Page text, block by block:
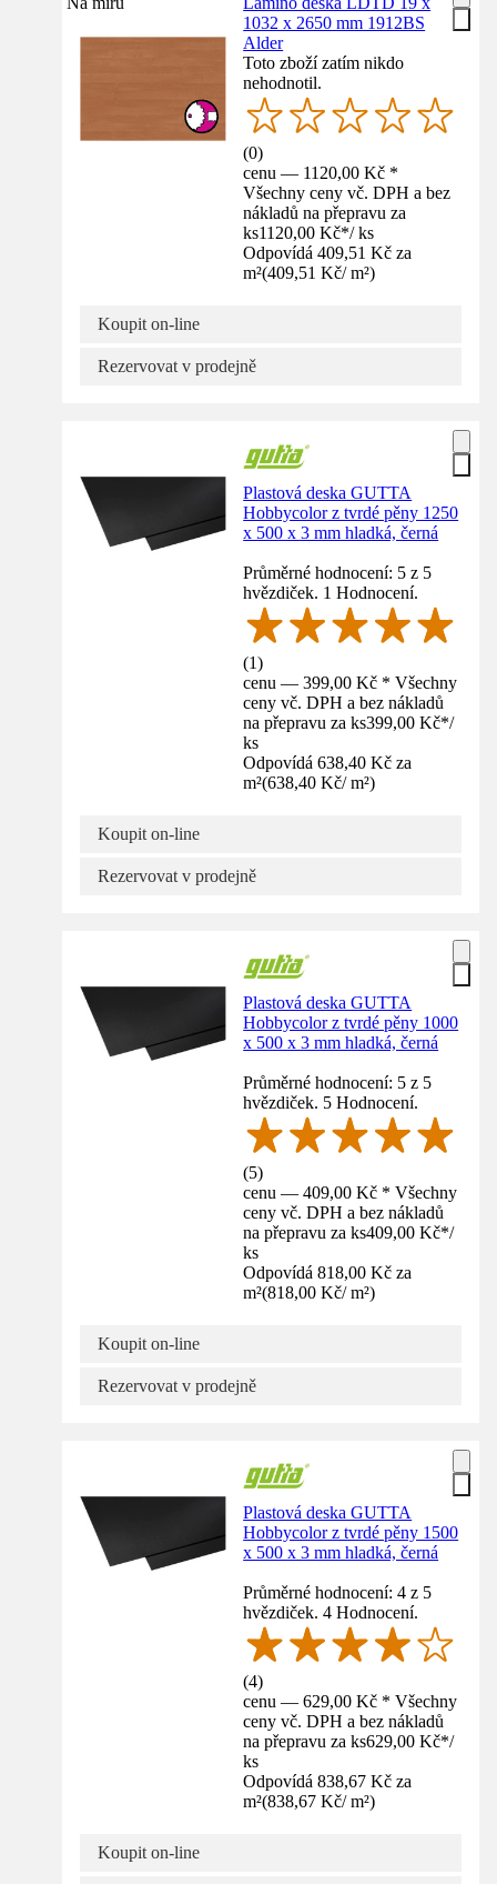
1032 x 2650 mm 1912BS
Alder
Toto zboží zatím nikdo
nehodnotil.
(0)
cenu — 1120,00 Kč *
Všechny ceny vč. DPH a bez
nákladů na přepravu za
ks1120,00 Kč*/ ks
Odpovídá 409,51 Kč za
m²(409,51 Kč/ m²)
Koupit on-line
Rezervovat v prodejně
Plastová deska GUTTA
Hobbycolor z tvrdé pěny 1250
x 500 x 3 mm hladká, černá
Průměrné hodnocení: 5 z 5
hvězdiček. 1 Hodnocení.
(1)
cenu — 399,00 Kč * Všechny
ceny vč. DPH a bez nákladů
na přepravu za ks399,00 Kč*/
ks
Odpovídá 638,40 Kč za
m²(638,40 Kč/ m²)
Koupit on-line
Rezervovat v prodejně
Plastová deska GUTTA
Hobbycolor z tvrdé pěny 1000
x 500 x 3 mm hladká, černá
Průměrné hodnocení: 5 z 5
hvězdiček. 5 Hodnocení.
(5)
cenu — 409,00 Kč * Všechny
ceny vč. DPH a bez nákladů
na přepravu za ks409,00 Kč*/
ks
Odpovídá 818,00 Kč za
m²(818,00 Kč/ m²)
Koupit on-line
Rezervovat v prodejně
Plastová deska GUTTA
Hobbycolor z tvrdé pěny 1500
x 500 x 3 mm hladká, černá
Průměrné hodnocení: 4 z 5
hvězdiček. 4 Hodnocení.
(4)
cenu — 629,00 Kč * Všechny
ceny vč. DPH a bez nákladů
na přepravu za ks629,00 Kč*/
ks
Odpovídá 838,67 Kč za
m²(838,67 Kč/ m²)
Koupit on-line